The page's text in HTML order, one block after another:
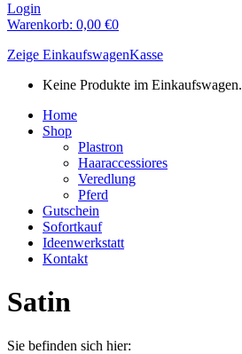
Login
Warenkorb: 0,00 €0
Zeige EinkaufswagenKasse
Keine Produkte im Einkaufswagen.
Home
Shop
Plastron
Haaraccessiores
Veredlung
Pferd
Gutschein
Sofortkauf
Ideenwerkstatt
Kontakt
Satin
Sie befinden sich hier: